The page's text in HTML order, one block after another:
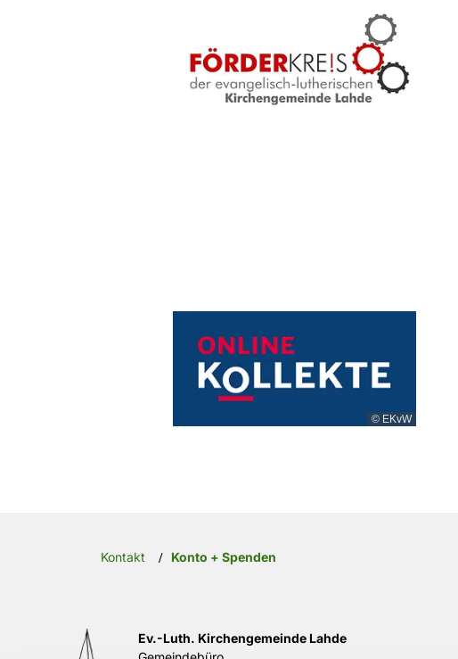
© EKvW
Kontakt / Konto + Spenden
Ev.-Luth. Kirchengemeinde Lahde